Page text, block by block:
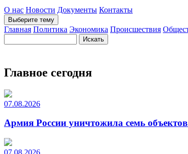
О нас Новости Документы Контакты
Выберите тему
Главная Политика Экономика Происшествия
Главное сегодня
07.08.2026
Армия России уничтожила семь